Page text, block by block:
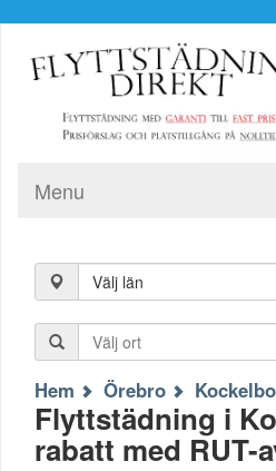
Menu
Välj län
Hem Örebro Kockelbo
Flyttstädning i
rabatt med RUT-